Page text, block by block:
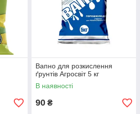
Вапно для розкислення
ґрунтів Агросвіт 5 кг
В наявності
90 ₴